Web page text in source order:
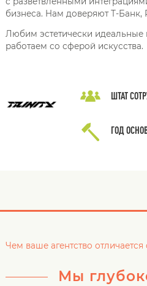
бизнеса. Нам доверяют Т-Банк,
Любим эстетически идеальные
работаем со сферой искусства.
ШТАТ
ГОД
Чем ваше агентство отличается
Мы